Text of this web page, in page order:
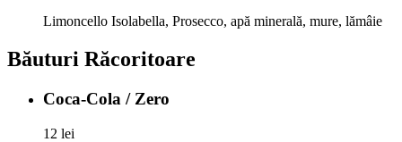
Limoncello Isolabella, Prosecco, apă minerală, mure, lămâie
Băuturi Răcoritoare
Coca-Cola / Zero
12 lei